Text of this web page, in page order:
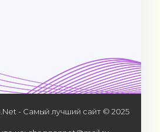
- Самый лучший сайт © 2025